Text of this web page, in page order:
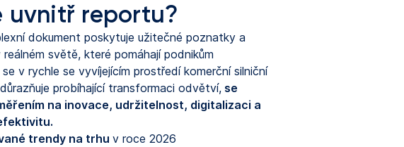
uvnitř reportu?
dokument poskytuje užitečné poznatky a
světě, které pomáhají podnikům
v rychle se vyvíjejícím prostředí komerční silniční
probíhající transformaci odvětví, se
na inovace, udržitelnost, digitalizaci a
trendy na trhu v roce 2026